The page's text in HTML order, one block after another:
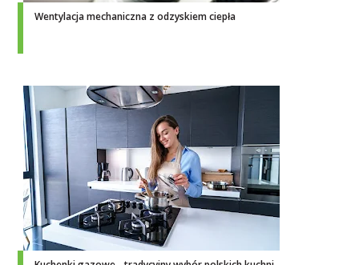
Wentylacja mechaniczna z odzyskiem ciepła